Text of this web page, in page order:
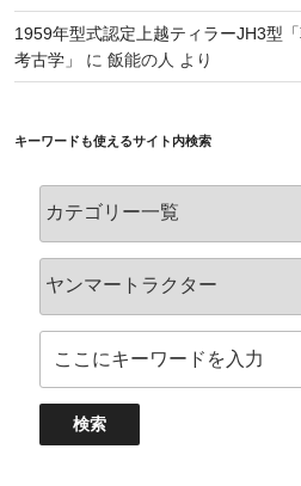
1959年型式認定上越ティラーJH3型
考古学」
に 飯能の人 より
キーワードも使えるサイト内検索